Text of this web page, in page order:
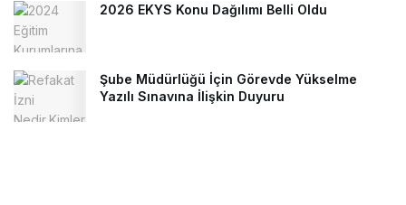
2026 EKYS Konu Dağılımı Belli Oldu
Şube Müdürlüğü İçin Görevde Yükselme
Yazılı Sınavına İlişkin Duyuru